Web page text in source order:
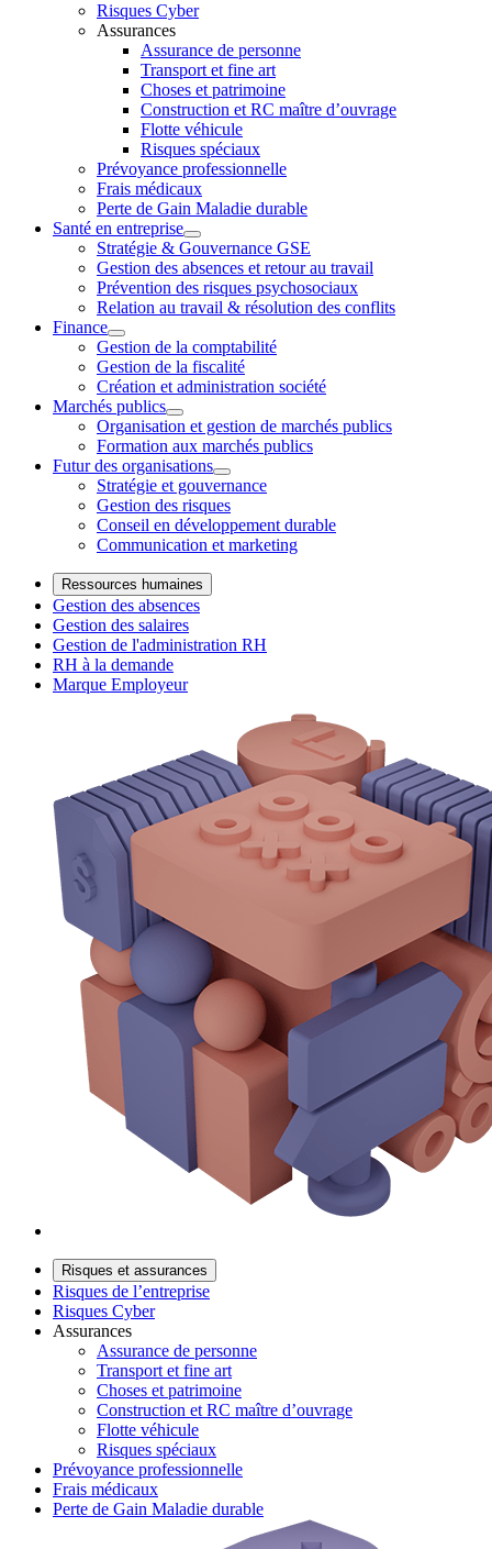
Risques Cyber
Assurances
Assurance de personne
Transport et fine art
Choses et patrimoine
Construction et RC maître d’ouvrage
Flotte véhicule
Risques spéciaux
Prévoyance professionnelle
Frais médicaux
Perte de Gain Maladie durable
Santé en entreprise
Stratégie & Gouvernance GSE
Gestion des absences et retour au travail
Prévention des risques psychosociaux
Relation au travail & résolution des conflits
Finance
Gestion de la comptabilité
Gestion de la fiscalité
Création et administration société
Marchés publics
Organisation et gestion de marchés publics
Formation aux marchés publics
Futur des organisations
Stratégie et gouvernance
Gestion des risques
Conseil en développement durable
Communication et marketing
Ressources humaines
Gestion des absences
Gestion des salaires
Gestion de l'administration RH
RH à la demande
Marque Employeur
Risques et assurances
Risques de l’entreprise
Risques Cyber
Assurances
Assurance de personne
Transport et fine art
Choses et patrimoine
Construction et RC maître d’ouvrage
Flotte véhicule
Risques spéciaux
Prévoyance professionnelle
Frais médicaux
Perte de Gain Maladie durable